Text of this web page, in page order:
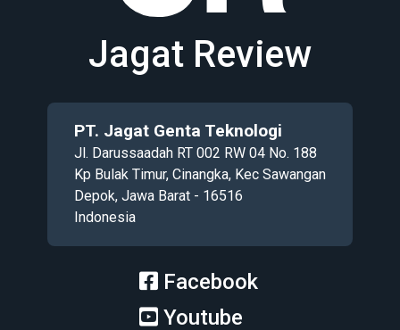
Jagat Review
PT. Jagat Genta Teknologi
Jl. Darussaadah RT 002 RW 04 No. 188
Kp Bulak Timur, Cinangka, Kec Sawangan
Depok, Jawa Barat - 16516
Indonesia
Facebook
Youtube